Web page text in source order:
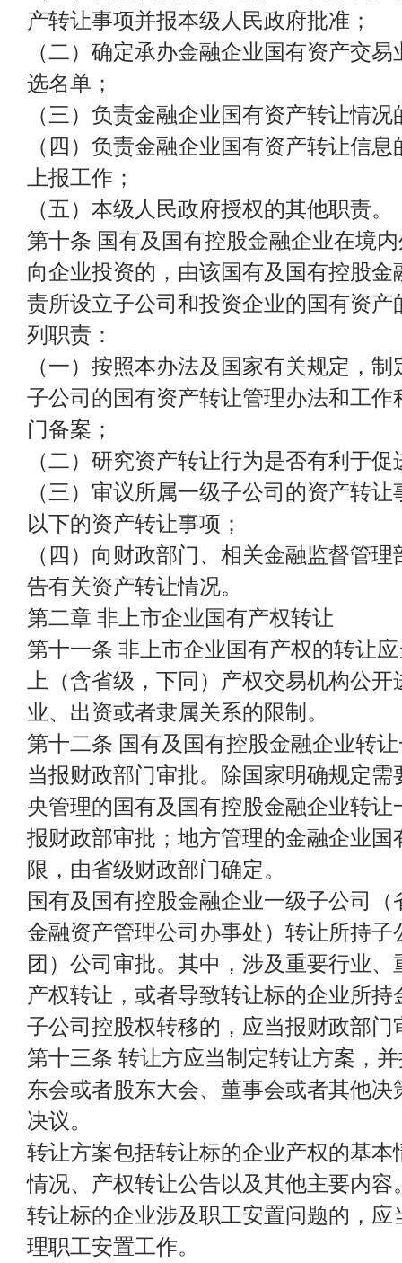
产转让事项并报本级人民政府批准；
（二）确定承办金融企业国有资产交
选名单；
（三）负责金融企业国有资产转让情
（四）负责金融企业国有资产转让信
上报工作；
（五）本级人民政府授权的其他职责。
第十条 国有及国有控股金融企业在境
向企业投资的，由该国有及国有控股
责所设立子公司和投资企业的国有资
列职责：
（一）按照本办法及国家有关规定，
子公司的国有资产转让管理办法和工
门备案；
（二）研究资产转让行为是否有利于
（三）审议所属一级子公司的资产转
以下的资产转让事项；
（四）向财政部门、相关金融监督管
告有关资产转让情况。
第二章 非上市企业国有产权转让
第十一条 非上市企业国有产权的转让
上（含省级，下同）产权交易机构公
业、出资或者隶属关系的限制。
第十二条 国有及国有控股金融企业转
当报财政部门审批。除国家明确规定
央管理的国有及国有控股金融企业转
报财政部审批；地方管理的金融企业国
限，由省级财政部门确定。
国有及国有控股金融企业一级子公司
金融资产管理公司办事处）转让所持
团）公司审批。其中，涉及重要行业
产权转让，或者导致转让标的企业所
子公司控股权转移的，应当报财政部门
第十三条 转让方应当制定转让方案，
东会或者股东大会、董事会或者其他
决议。
转让方案包括转让标的企业产权的基
情况、产权转让公告以及其他主要内容
转让标的企业涉及职工安置问题的，
理职工安置工作。